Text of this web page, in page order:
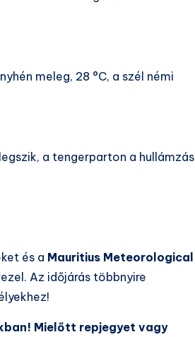
meleg, 28 °C, a szél némi
a tengerparton a hullámzás
és a Mauritius Meteorological
Az időjárás többnyire
Mielőtt repjegyet vagy